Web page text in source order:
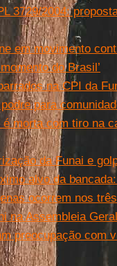
3729/2004:
em movimento
do Brasil’
na CPI da
para
morta com tiro na
da Funai e
alvo da
ocorrem nos
na Assembleia
preocupação com